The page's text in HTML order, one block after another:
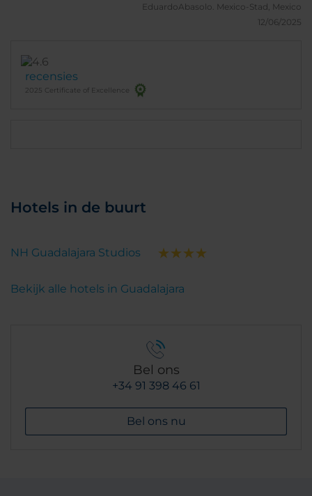
EduardoAbasolo. Mexico-Stad, Mexico
12/06/2025
recensies
2025 Certificate of Excellence
Hotels in de buurt
NH Guadalajara Studios
Bekijk alle hotels in Guadalajara
Bel ons
+34 91 398 46 61
Bel ons nu